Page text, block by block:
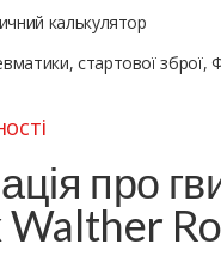
калькулятор
стартової зброї,
про
Walther